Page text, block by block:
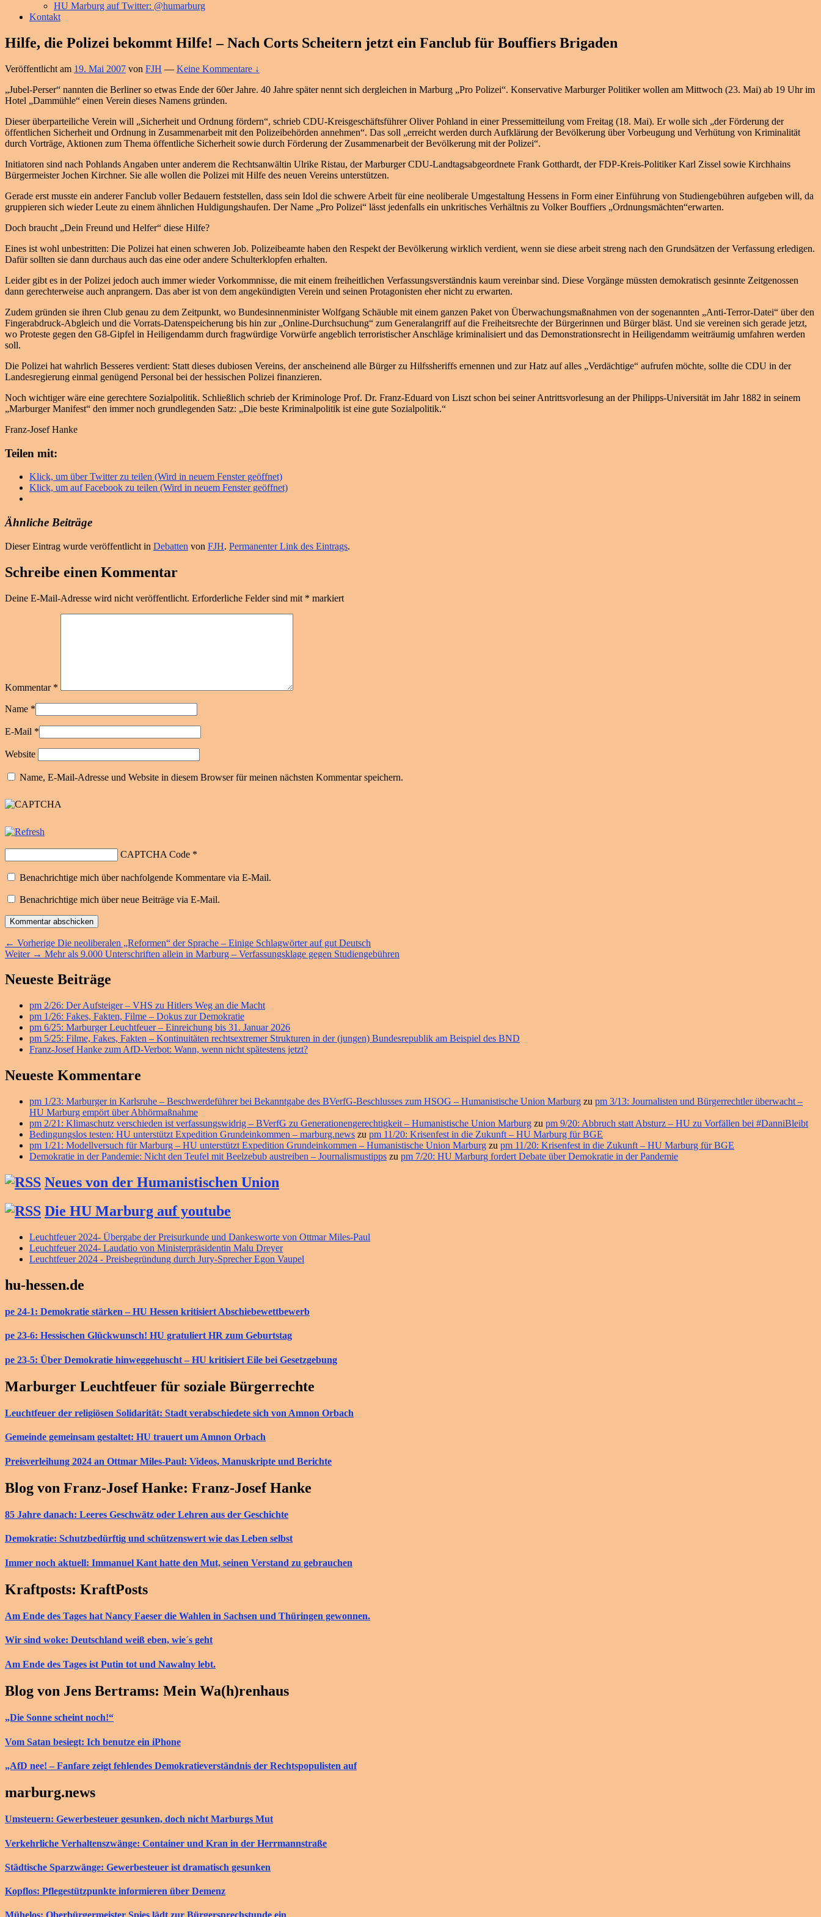
HU Marburg auf Twitter: @humarburg
Kontakt
Hilfe, die Polizei bekommt Hilfe! – Nach Corts Scheitern jetzt ein Fanclub für Bouffiers Brigaden
Veröffentlicht am 19. Mai 2007 von FJH — Keine Kommentare ↓
„Jubel-Perser“ nannten die Berliner so etwas Ende der 60er Jahre. 40 Jahre später nennt sich dergleichen in Marburg „Pro Polizei“. Konservative Marburger Politiker wollen am Mittwoch (23. Mai) ab 19 Uhr im
Hotel „Dammühle“ einen Verein dieses Namens gründen.
Dieser überparteiliche Verein will „Sicherheit und Ordnung fördern“, schrieb CDU-Kreisgeschäftsführer Oliver Pohland in einer Pressemitteilung vom Freitag (18. Mai). Er wolle sich „der Förderung der
öffentlichen Sicherheit und Ordnung in Zusammenarbeit mit den Polizeibehörden annehmen“. Das soll „erreicht werden durch Aufklärung der Bevölkerung über Vorbeugung und Verhütung von Kriminalität
durch Vorträge, Aktionen zum Thema öffentliche Sicherheit sowie durch Förderung der Zusammenarbeit der Bevölkerung mit der Polizei“.
Initiatoren sind nach Pohlands Angaben unter anderem die Rechtsanwältin Ulrike Ristau, der Marburger CDU-Landtagsabgeordnete Frank Gotthardt, der FDP-Kreis-Politiker Karl Zissel sowie Kirchhains
Bürgermeister Jochen Kirchner. Sie alle wollen die Polizei mit Hilfe des neuen Vereins unterstützen.
Gerade erst musste ein anderer Fanclub voller Bedauern feststellen, dass sein Idol die schwere Arbeit für eine neoliberale Umgestaltung Hessens in Form einer Einführung von Studiengebühren aufgeben will, da
gruppieren sich wieder Leute zu einem ähnlichen Huldigungshaufen. Der Name „Pro Polizei“ lässt jedenfalls ein unkritisches Verhältnis zu Volker Bouffiers „Ordnungsmächten“erwarten.
Doch braucht „Dein Freund und Helfer“ diese Hilfe?
Eines ist wohl unbestritten: Die Polizei hat einen schweren Job. Polizeibeamte haben den Respekt der Bevölkerung wirklich verdient, wenn sie diese arbeit streng nach den Grundsätzen der Verfassung erledigen.
Dafür sollten sie dann durchaus auch das eine oder andere Schulterklopfen erhalten.
Leider gibt es in der Polizei jedoch auch immer wieder Vorkommnisse, die mit einem freiheitlichen Verfassungsverständnis kaum vereinbar sind. Diese Vorgänge müssten demokratisch gesinnte Zeitgenossen
dann gerechterweise auch anprangern. Das aber ist von dem angekündigten Verein und seinen Protagonisten eher nicht zu erwarten.
Zudem gründen sie ihren Club genau zu dem Zeitpunkt, wo Bundesinnenminister Wolfgang Schäuble mit einem ganzen Paket von Überwachungsmaßnahmen von der sogenannten „Anti-Terror-Datei“ über den
Fingerabdruck-Abgleich und die Vorrats-Datenspeicherung bis hin zur „Online-Durchsuchung“ zum Generalangriff auf die Freiheitsrechte der Bürgerinnen und Bürger bläst. Und sie vereinen sich gerade jetzt,
wo Proteste gegen den G8-Gipfel in Heiligendamm durch fragwürdige Vorwürfe angeblich terroristischer Anschläge kriminalisiert und das Demonstrationsrecht in Heiligendamm weiträumig umfahren werden
soll.
Die Polizei hat wahrlich Besseres verdient: Statt dieses dubiosen Vereins, der anscheinend alle Bürger zu Hilfssheriffs ernennen und zur Hatz auf alles „Verdächtige“ aufrufen möchte, sollte die CDU in der
Landesregierung einmal genügend Personal bei der hessischen Polizei finanzieren.
Noch wichtiger wäre eine gerechtere Sozialpolitik. Schließlich schrieb der Kriminologe Prof. Dr. Franz-Eduard von Liszt schon bei seiner Antrittsvorlesung an der Philipps-Universität im Jahr 1882 in seinem
„Marburger Manifest“ den immer noch grundlegenden Satz: „Die beste Kriminalpolitik ist eine gute Sozialpolitik.“
Franz-Josef Hanke
Teilen mit:
Klick, um über Twitter zu teilen (Wird in neuem Fenster geöffnet)
Klick, um auf Facebook zu teilen (Wird in neuem Fenster geöffnet)
Ähnliche Beiträge
Dieser Eintrag wurde veröffentlicht in Debatten von FJH. Permanenter Link des Eintrags.
Schreibe einen Kommentar
Deine E-Mail-Adresse wird nicht veröffentlicht. Erforderliche Felder sind mit * markiert
Kommentar *
Name *
E-Mail *
Website
Name, E-Mail-Adresse und Website in diesem Browser für meinen nächsten Kommentar speichern.
CAPTCHA Code *
Benachrichtige mich über nachfolgende Kommentare via E-Mail.
Benachrichtige mich über neue Beiträge via E-Mail.
Beitragsnavigation
← Vorherige Vorheriger
Beitrag:
Die neoliberalen „Reformen“ der Sprache – Einige Schlagwörter auf gut Deutsch
Weiter → Nächster
Mehr als 9.000 Unterschriften allein in Marburg – Verfassungsklage gegen Studiengebühren
Primärer
Widget-
Bereich
Neueste Beiträge
pm 2/26: Der Aufsteiger – VHS zu Hitlers Weg an die Macht
pm 1/26: Fakes, Fakten, Filme – Dokus zur Demokratie
pm 6/25: Marburger Leuchtfeuer – Einreichung bis 31. Januar 2026
pm 5/25: Filme, Fakes, Fakten – Kontinuitäten rechtsextremer Strukturen in der (jungen) Bundesrepublik am Beispiel des BND
Franz-Josef Hanke zum AfD-Verbot: Wann, wenn nicht spätestens jetzt?
Neueste Kommentare
pm 1/23: Marburger in Karlsruhe – Beschwerdeführer bei Bekanntgabe des BVerfG-Beschlusses zum HSOG – Humanistische Union Marburg zu pm 3/13: Journalisten und Bürgerrechtler überwacht –
HU Marburg empört über Abhörmaßnahme
pm 2/21: Klimaschutz verschieden ist verfassungswidrig – BVerfG zu Generationengerechtigkeit – Humanistische Union Marburg zu pm 9/20: Abbruch statt Absturz – HU zu Vorfällen bei #DanniBleibt
Bedingungslos testen: HU unterstützt Expedition Grundeinkommen – marburg.news zu pm 11/20: Krisenfest in die Zukunft – HU Marburg für BGE
pm 1/21: Modellversuch für Marburg – HU unterstützt Expedition Grundeinkommen – Humanistische Union Marburg zu pm 11/20: Krisenfest in die Zukunft – HU Marburg für BGE
Demokratie in der Pandemie: Nicht den Teufel mit Beelzebub austreiben – Journalismustipps zu pm 7/20: HU Marburg fordert Debate über Demokratie in der Pandemie
Neues von der Humanistischen Union
Die HU Marburg auf youtube
Leuchtfeuer 2024- Übergabe der Preisurkunde und Dankesworte von Ottmar Miles-Paul
Leuchtfeuer 2024- Laudatio von Ministerpräsidentin Malu Dreyer
Leuchtfeuer 2024 - Preisbegründung durch Jury-Sprecher Egon Vaupel
hu-hessen.de
pe 24-1: Demokratie stärken – HU Hessen kritisiert Abschiebewettbewerb
pe 23-6: Hessischen Glückwunsch! HU gratuliert HR zum Geburtstag
pe 23-5: Über Demokratie hinweggehuscht – HU kritisiert Eile bei Gesetzgebung
Marburger Leuchtfeuer für soziale Bürgerrechte
Leuchtfeuer der religiösen Solidarität: Stadt verabschiedete sich von Amnon Orbach
Gemeinde gemeinsam gestaltet: HU trauert um Amnon Orbach
Preisverleihung 2024 an Ottmar Miles-Paul: Videos, Manuskripte und Berichte
Blog von Franz-Josef Hanke: Franz-Josef Hanke
85 Jahre danach: Leeres Geschwätz oder Lehren aus der Geschichte
Demokratie: Schutzbedürftig und schützenswert wie das Leben selbst
Immer noch aktuell: Immanuel Kant hatte den Mut, seinen Verstand zu gebrauchen
Kraftposts: KraftPosts
Am Ende des Tages hat Nancy Faeser die Wahlen in Sachsen und Thüringen gewonnen.
Wir sind woke: Deutschland weiß eben, wie´s geht
Am Ende des Tages ist Putin tot und Nawalny lebt.
Blog von Jens Bertrams: Mein Wa(h)renhaus
„Die Sonne scheint noch!“
Vom Satan besiegt: Ich benutze ein iPhone
„AfD nee! – Fanfare zeigt fehlendes Demokratieverständnis der Rechtspopulisten auf
marburg.news
Umsteuern: Gewerbesteuer gesunken, doch nicht Marburgs Mut
Verkehrliche Verhaltenszwänge: Container und Kran in der Herrmannstraße
Städtische Sparzwänge: Gewerbesteuer ist dramatisch gesunken
Kopflos: Pflegestützpunkte informieren über Demenz